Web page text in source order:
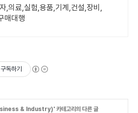
,의료,실험,용품,기계,건설,장비,
매대행
구독하기
& Industry)' 카테고리의 다른 글